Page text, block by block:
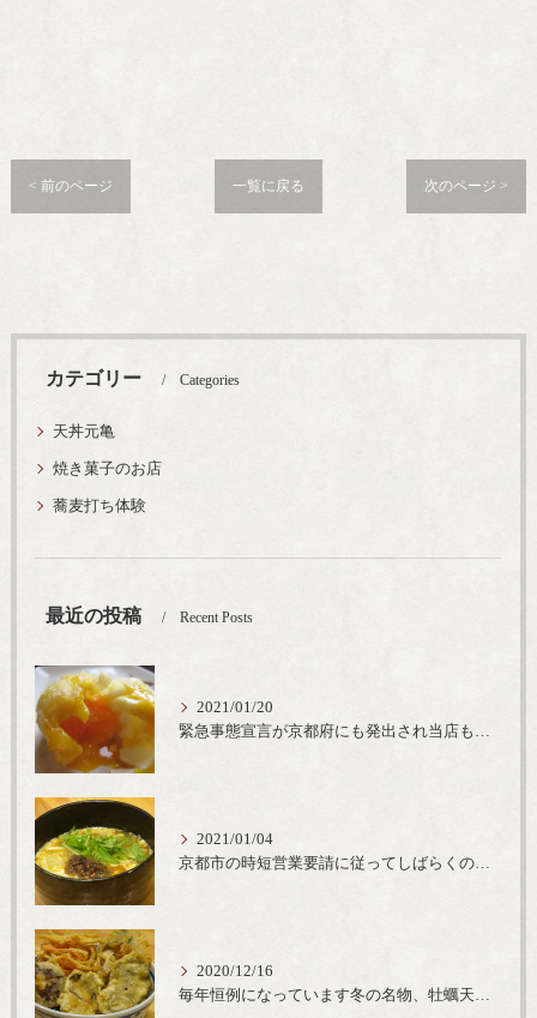
< 前のページ 一覧に戻る 次のページ >
カテゴリー Categories
天丼元亀
焼き菓子のお店
蕎麦打ち体験
最近の投稿 Recent Posts
2021/01/20
緊急事態宣言が京都府にも発出され当店も要請に従って20時完全閉店という形で営業なるべく短期間での要請解除へ一致団結です
2021/01/04
京都市の時短営業要請に従ってしばらくの間20時までの営業とさせていただいております。寒い時期には温かいお蕎麦がおすすめ
2020/12/16
毎年恒例になっています冬の名物、牡蠣天丼が販売開始です、広島県産の大粒牡蠣を使用し天ぷらならではのカリと衣クリーミーな味わいをどうぞ